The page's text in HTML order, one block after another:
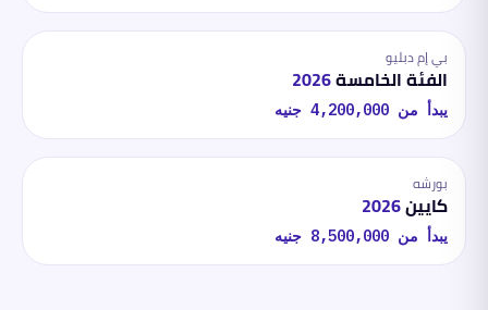
بي إم دبليو
الفئة الخامسة2026
يبدأ من 4,200,000 جنيه
بورشه
كايين2026
يبدأ من 8,500,000 جنيه